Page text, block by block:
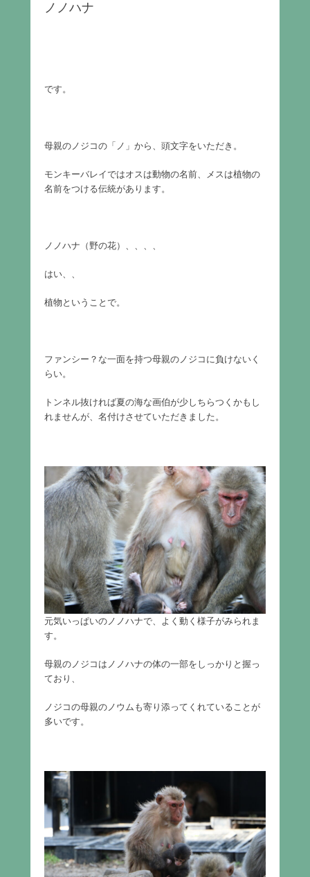
ノノハナ
です。
母親のノジコの「ノ」から、頭文字をいただき。
モンキーバレイではオスは動物の名前、メスは植物の
名前をつける伝統があります。
ノノハナ（野の花）、、、、
はい、、
植物ということで。
ファンシー？な一面を持つ母親のノジコに負けないく
らい。
トンネル抜ければ夏の海な画伯が少しちらつくかもし
れませんが、名付けさせていただきました。
元気いっぱいのノノハナで、よく動く様子がみられま
す。
母親のノジコはノノハナの体の一部をしっかりと握っ
ており、
ノジコの母親のノウムも寄り添ってくれていることが
多いです。